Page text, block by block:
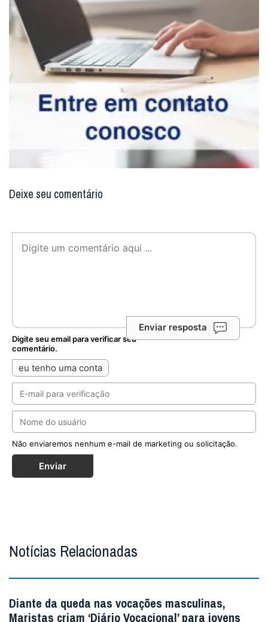
Deixe seu comentário
Enviar resposta
Digite seu email para verificar seu
comentário.
eu tenho uma conta
Não enviaremos nenhum e-mail de marketing ou solicitação.
Enviar
Notícias Relacionadas
Diante da queda nas vocações masculinas,